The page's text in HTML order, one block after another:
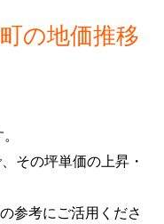
の地価推移
その坪単価の上昇・
参考にご活用くださ